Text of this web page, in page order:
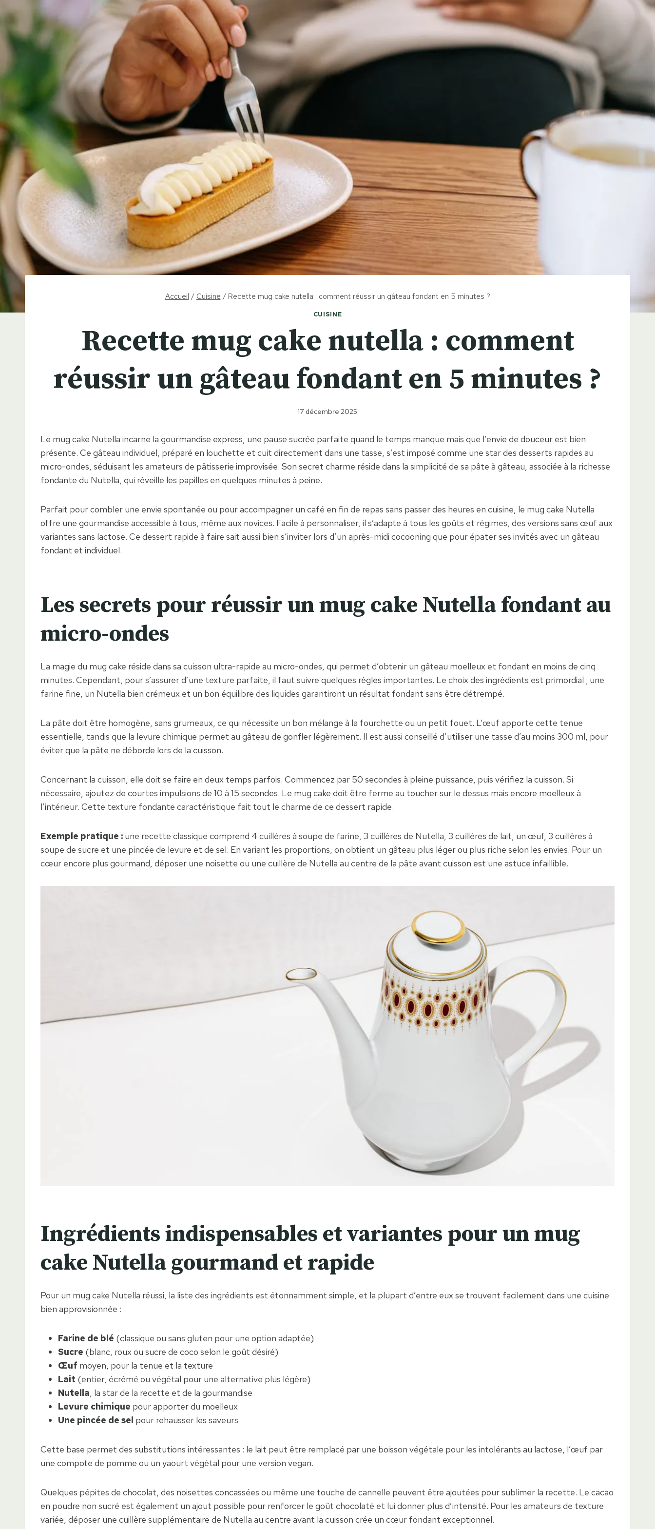
Accueil / Cuisine / Recette mug cake nutella : comment réussir un gâteau fondant en 5 minutes ?
CUISINE
Recette mug cake nutella : comment
réussir un gâteau fondant en 5 minutes ?
17 décembre 2025
Le mug cake Nutella incarne la gourmandise express, une pause sucrée parfaite quand le temps manque mais que l’envie de douceur est bien
présente. Ce gâteau individuel, préparé en louchette et cuit directement dans une tasse, s’est imposé comme une star des desserts rapides au
micro-ondes, séduisant les amateurs de pâtisserie improvisée. Son secret charme réside dans la simplicité de sa pâte à gâteau, associée à la richesse
fondante du Nutella, qui réveille les papilles en quelques minutes à peine.
Parfait pour combler une envie spontanée ou pour accompagner un café en fin de repas sans passer des heures en cuisine, le mug cake Nutella
offre une gourmandise accessible à tous, même aux novices. Facile à personnaliser, il s’adapte à tous les goûts et régimes, des versions sans œuf aux
variantes sans lactose. Ce dessert rapide à faire sait aussi bien s’inviter lors d’un après-midi cocooning que pour épater ses invités avec un gâteau
fondant et individuel.
Les secrets pour réussir un mug cake Nutella fondant au
micro-ondes
La magie du mug cake réside dans sa cuisson ultra-rapide au micro-ondes, qui permet d’obtenir un gâteau moelleux et fondant en moins de cinq
minutes. Cependant, pour s’assurer d’une texture parfaite, il faut suivre quelques règles importantes. Le choix des ingrédients est primordial ; une
farine fine, un Nutella bien crémeux et un bon équilibre des liquides garantiront un résultat fondant sans être détrempé.
La pâte doit être homogène, sans grumeaux, ce qui nécessite un bon mélange à la fourchette ou un petit fouet. L’œuf apporte cette tenue
essentielle, tandis que la levure chimique permet au gâteau de gonfler légèrement. Il est aussi conseillé d’utiliser une tasse d’au moins 300 ml, pour
éviter que la pâte ne déborde lors de la cuisson.
Concernant la cuisson, elle doit se faire en deux temps parfois. Commencez par 50 secondes à pleine puissance, puis vérifiez la cuisson. Si
nécessaire, ajoutez de courtes impulsions de 10 à 15 secondes. Le mug cake doit être ferme au toucher sur le dessus mais encore moelleux à
l’intérieur. Cette texture fondante caractéristique fait tout le charme de ce dessert rapide.
Exemple pratique : une recette classique comprend 4 cuillères à soupe de farine, 3 cuillères de Nutella, 3 cuillères de lait, un œuf, 3 cuillères à
soupe de sucre et une pincée de levure et de sel. En variant les proportions, on obtient un gâteau plus léger ou plus riche selon les envies. Pour un
cœur encore plus gourmand, déposer une noisette ou une cuillère de Nutella au centre de la pâte avant cuisson est une astuce infaillible.
Ingrédients indispensables et variantes pour un mug
cake Nutella gourmand et rapide
Pour un mug cake Nutella réussi, la liste des ingrédients est étonnamment simple, et la plupart d’entre eux se trouvent facilement dans une cuisine
bien approvisionnée :
Farine de blé (classique ou sans gluten pour une option adaptée)
Sucre (blanc, roux ou sucre de coco selon le goût désiré)
Œuf moyen, pour la tenue et la texture
Lait (entier, écrémé ou végétal pour une alternative plus légère)
Nutella , la star de la recette et de la gourmandise
Levure chimique pour apporter du moelleux
Une pincée de sel pour rehausser les saveurs
Cette base permet des substitutions intéressantes : le lait peut être remplacé par une boisson végétale pour les intolérants au lactose, l’œuf par
une compote de pomme ou un yaourt végétal pour une version vegan.
Quelques pépites de chocolat, des noisettes concassées ou même une touche de cannelle peuvent être ajoutées pour sublimer la recette. Le cacao
en poudre non sucré est également un ajout possible pour renforcer le goût chocolaté et lui donner plus d’intensité. Pour les amateurs de texture
variée, déposer une cuillère supplémentaire de Nutella au centre avant la cuisson crée un cœur fondant exceptionnel.